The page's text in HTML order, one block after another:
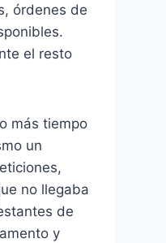
órdenes de
el resto
más tiempo
un
no llegaba
de
y